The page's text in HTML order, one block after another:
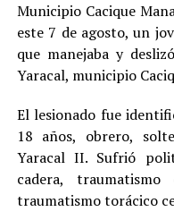
Municipio Cacique
este 7 de agosto, un
que manejaba y
Yaracal, municipio
El lesionado fue
18 años, obrero,
Yaracal II. Sufrió
cadera, traumatismo
traumatismo torácico